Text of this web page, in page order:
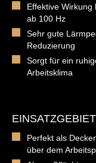
Effektive Wirkung
ab 100 Hz
Sehr gute
Reduzierung
Sorgt für ein
Arbeitsklima
EINSATZGEBIET
Perfekt als
über dem